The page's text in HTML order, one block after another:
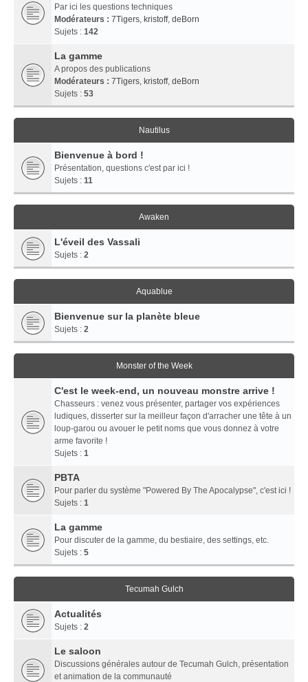
Par ici les questions techniques
Modérateurs : 7Tigers, kristoff, deBorn
Sujets : 142
La gamme
A propos des publications
Modérateurs : 7Tigers, kristoff, deBorn
Sujets : 53
Nautilus
Bienvenue à bord !
Présentation, questions c'est par ici !
Sujets : 11
Awaken
L'éveil des Vassali
Sujets : 2
Aquablue
Bienvenue sur la planète bleue
Sujets : 2
Monster of the Week
C'est le week-end, un nouveau monstre arrive !
Chasseurs : venez vous présenter, partager vos expériences
ludiques, disserter sur la meilleur façon d'arracher une tête à un
loup-garou ou avouer le petit noms que vous donnez à votre
arme favorite !
Sujets : 1
PBTA
Pour parler du système "Powered By The Apocalypse", c'est ici !
Sujets : 1
La gamme
Pour discuter de la gamme, du bestiaire, des settings, etc.
Sujets : 5
Tecumah Gulch
Actualités
Sujets : 2
Le saloon
Discussions générales autour de Tecumah Gulch, présentation
et animation de la communauté